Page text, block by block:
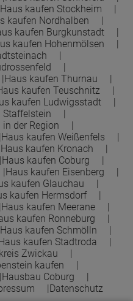
Haus kaufen Stockheim
kaufen Nordhalben
kaufen Burgkunstadt
kaufen Hohenmölsen
Haus kaufen Thurnau
kaufen Teuschnitz
kaufen Ludwigsstadt
Staffelstein
der Region
Haus kaufen Weißenfels
Haus kaufen Kronach
Haus kaufen Coburg
Haus kaufen Eisenberg
kaufen Glauchau
kaufen Hermsdorf
Haus kaufen Meerane
kaufen Ronneburg
Haus kaufen Schmölln
kaufen Stadtroda
Zwickau
kaufen
Hausbau Coburg
Datenschutz